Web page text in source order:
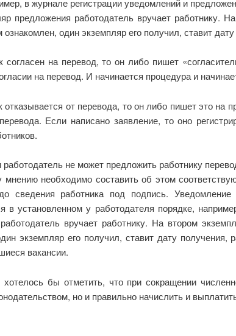
в журнале регистрации уведомлений и
предложения работодатель вручает работнику.
один экземпляр его получил, ставит
согласен на перевод, то он либо пишет
на перевод. И начинается процедура и
отказывается от перевода, то он либо пишет это
Если написано заявление, то оно
не может предложить работнику
необходимо составить об этом
сведения работника под подпись.
в установленном у работодателя порядке,
вручает работнику. На втором
экземпляр его получил, ставит дату
вакансии.
бы отметить, что при сокращении
но и правильно начислить и